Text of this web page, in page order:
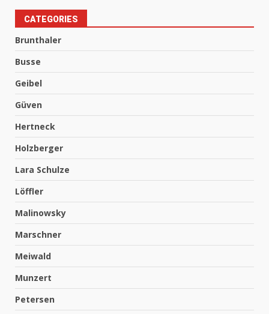
CATEGORIES
Brunthaler
Busse
Geibel
Güven
Hertneck
Holzberger
Lara Schulze
Löffler
Malinowsky
Marschner
Meiwald
Munzert
Petersen